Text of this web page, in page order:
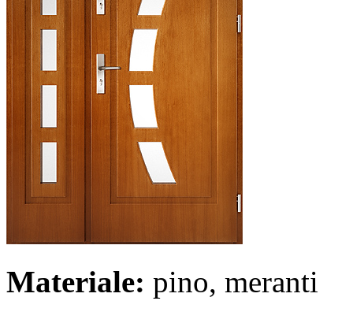
Materiale: pino, meranti